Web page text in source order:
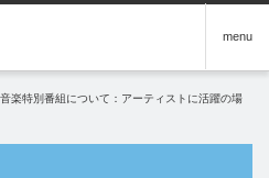
menu
楽特別番組について：アーティストに活躍の場